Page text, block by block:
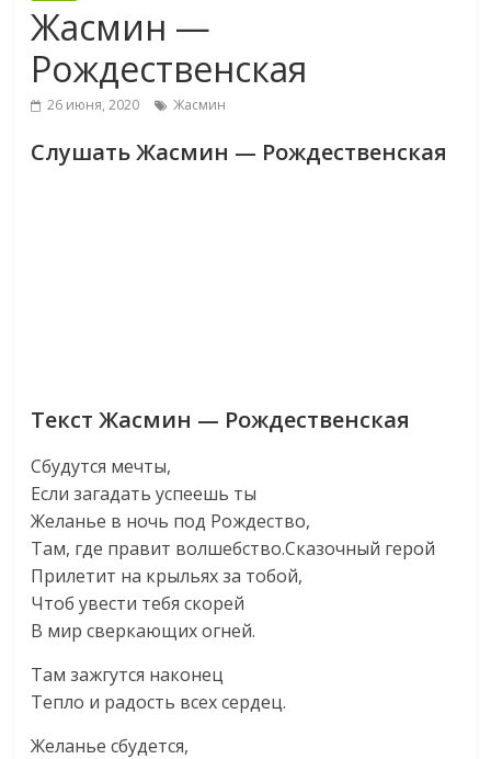
Жасмин —
Рождественская
26 июня, 2020 Жасмин
Слушать Жасмин — Рождественская
Текст Жасмин — Рождественская
Сбудутся мечты,
Если загадать успеешь ты
Желанье в ночь под Pождество,
Там, где правит волшебство.Сказочный герой
Прилетит на крыльях за тобой,
Чтоб увести тебя скорей
В мир сверкающих огней.
Там зажгутся наконец
Тепло и радость всех сердец.
Желанье сбудется,